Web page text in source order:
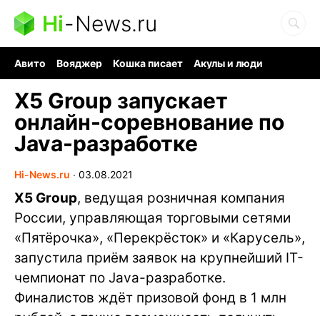
Hi-News.ru
Авито Вояджер Кошка писает
Акулы и люди
X5 Group запускает
онлайн-соревнование по
Java-разработке
Hi-News.ru ∙ 03.08.2021
X5 Group, ведущая розничная компания
России, управляющая торговыми сетями
«Пятёрочка», «Перекрёсток» и «Карусель»,
запустила приём заявок на крупнейший IT-
чемпионат по Java-разработке.
Финалистов ждёт призовой фонд в 1 млн